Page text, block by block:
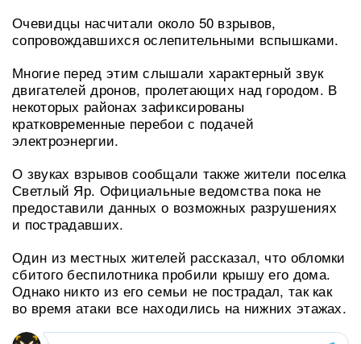
Очевидцы насчитали около 50 взрывов,
сопровождавшихся ослепительными вспышками.
Многие перед этим слышали характерный звук
двигателей дронов, пролетающих над городом. В
некоторых районах зафиксированы
кратковременные перебои с подачей
электроэнергии.
О звуках взрывов сообщали также жители поселка
Светлый Яр. Официальные ведомства пока не
предоставили данных о возможных разрушениях
и пострадавших.
Один из местных жителей рассказал, что обломки
сбитого беспилотника пробили крышу его дома.
Однако никто из его семьи не пострадал, так как
во время атаки все находились на нижних этажах.